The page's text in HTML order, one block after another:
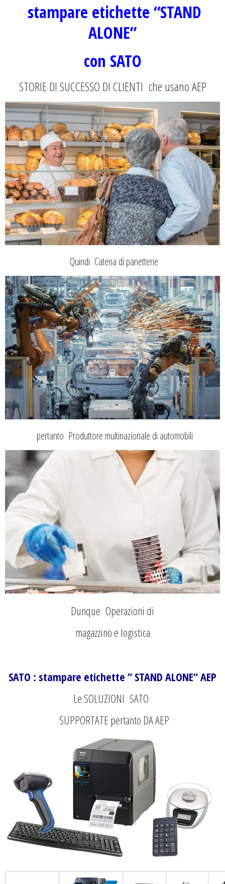
stampare etichette “STAND
ALONE”
con SATO
STORIE DI SUCCESSO DI CLIENTI che usanoAEP
Quindi Catena di panetterie
pertanto Produttore multinazionale di automobili
Dunque Operazioni di
magazzino e logistica
SATO : stampare etichette ” STAND ALONE” AEP
Le SOLUZIONI SATO
SUPPORTATE pertanto DA AEP